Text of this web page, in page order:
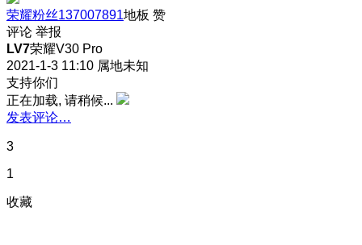
荣耀粉丝137007891地板 赞
评论 举报
LV7荣耀V30 Pro
2021-1-3 11:10 属地未知
支持你们
正在加载, 请稍候...
发表评论…
3
1
收藏